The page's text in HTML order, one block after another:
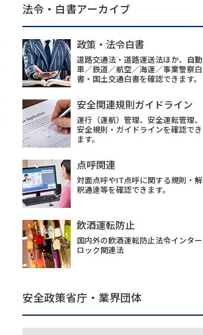
法令・白書アーカイブ
政策・法令白書
道路交通法・道路運送法ほか、自動
車／鉄道／航空／海運／事業警察白
書・国土交通白書を確認できます。
安全関連規則ガイドライン
運行（運航）管理、安全運転管理、
安全規則・ガイドラインを確認でき
ます。
点呼関連
対面点呼やIT点呼に関する規則・解
釈通達等を確認できます。
飲酒運転防止
国内外の飲酒運転防止法令インター
ロック関連法
安全政策省庁・業界団体